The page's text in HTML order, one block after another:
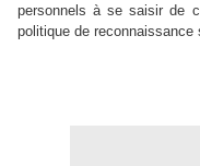
personnels à se saisir de
politique de reconnaissance